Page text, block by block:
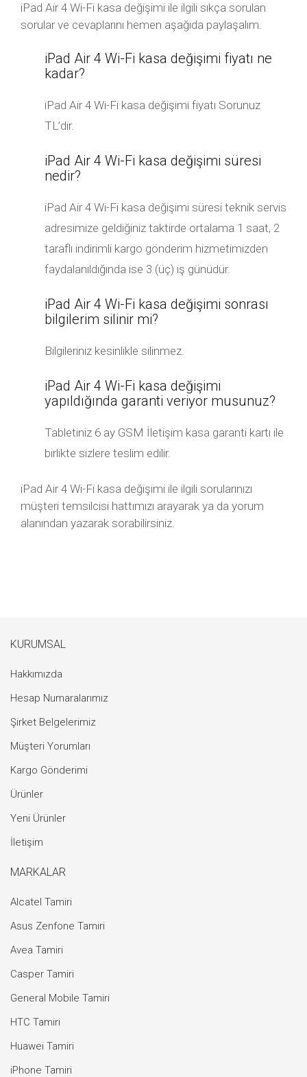
iPad Air 4 Wi-Fi kasa değişimi ile ilgili sıkça sorulan
sorular ve cevaplarını hemen aşağıda paylaşalım.
iPad Air 4 Wi-Fi kasa değişimi fiyatı ne
kadar?
iPad Air 4 Wi-Fi kasa değişimi fiyatı Sorunuz
TL’dir.
iPad Air 4 Wi-Fi kasa değişimi süresi
nedir?
iPad Air 4 Wi-Fi kasa değişimi süresi teknik servis
adresimize geldiğiniz taktirde ortalama 1 saat, 2
taraflı indirimli kargo gönderim hizmetimizden
faydalanıldığında ise 3 (üç) iş günüdür.
iPad Air 4 Wi-Fi kasa değişimi sonrası
bilgilerim silinir mi?
Bilgileriniz kesinlikle silinmez.
iPad Air 4 Wi-Fi kasa değişimi
yapıldığında garanti veriyor musunuz?
Tabletiniz 6 ay GSM İletişim kasa garanti kartı ile
birlikte sizlere teslim edilir.
iPad Air 4 Wi-Fi kasa değişimi ile ilgili sorularınızı
müşteri temsilcisi hattımızı arayarak ya da yorum
alanından yazarak sorabilirsiniz.
KURUMSAL
Hakkımızda
Hesap Numaralarımız
Şirket Belgelerimiz
Müşteri Yorumları
Kargo Gönderimi
Ürünler
Yeni Ürünler
İletişim
MARKALAR
Alcatel Tamiri
Asus Zenfone Tamiri
Avea Tamiri
Casper Tamiri
General Mobile Tamiri
HTC Tamiri
Huawei Tamiri
iPhone Tamiri